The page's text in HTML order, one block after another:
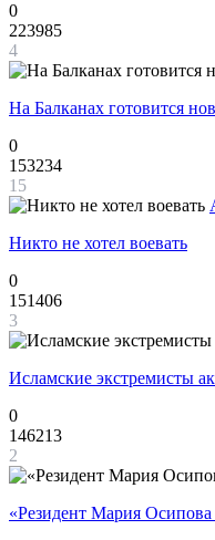
0
223985
4
На Балканах готовится
0
153234
15
Никто не хотел воевать
0
151406
3
Исламские экстремисты
0
146213
2
«Резидент Мария